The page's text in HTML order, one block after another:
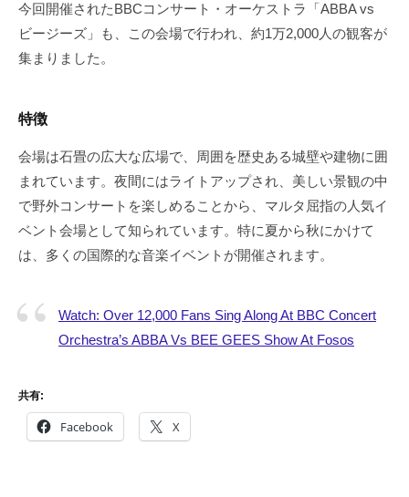
今回開催されたBBCコンサート・オーケストラ「ABBA vs
ビージーズ」も、この会場で行われ、約1万2,000人の観客が
集まりました。
特徴
会場は石畳の広大な広場で、周囲を歴史ある城壁や建物に囲
まれています。夜間にはライトアップされ、美しい景観の中
で野外コンサートを楽しめることから、マルタ屈指の人気イ
ベント会場として知られています。特に夏から秋にかけて
は、多くの国際的な音楽イベントが開催されます。
Watch: Over 12,000 Fans Sing Along At BBC Concert
Orchestra’s ABBA Vs BEE GEES Show At Fosos
共有:
Facebook X